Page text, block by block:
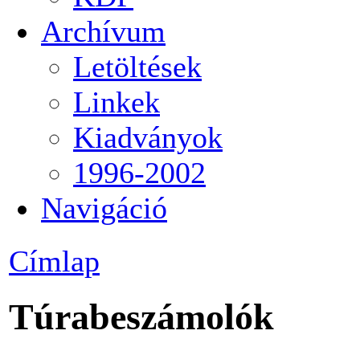
Archívum
Letöltések
Linkek
Kiadványok
1996-2002
Navigáció
Címlap
Túrabeszámolók